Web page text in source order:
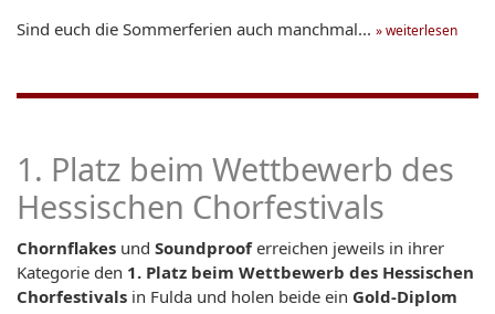
Sind euch die Sommerferien auch manchmal... » weiterlesen
1. Platz beim Wettbewerb des
Hessischen Chorfestivals
Chornflakes und Soundprooferreichen jeweils in ihrer
Kategorie den 1. Platz beim Wettbewerb des Hessischen
Chorfestivals in Fulda und holen beide ein Gold-Diplom